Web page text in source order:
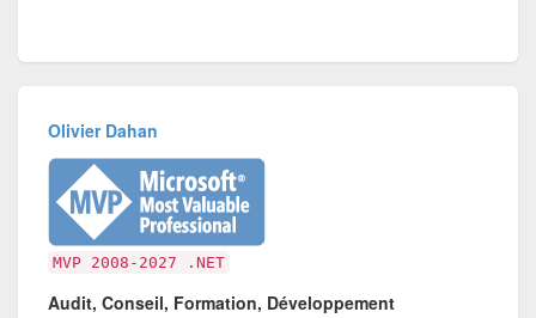
Olivier Dahan
MVP 2008-2027 .NET
Audit, Conseil, Formation, Développement